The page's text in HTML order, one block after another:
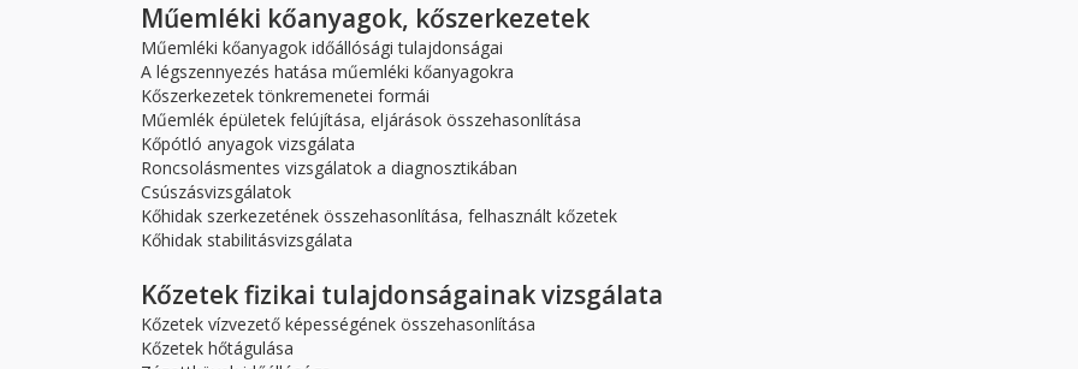
Műemléki kőanyagok, kőszerkezetek
Műemléki kőanyagok időállósági tulajdonságai
A légszennyezés hatása műemléki kőanyagokra
Kőszerkezetek tönkremenetei formái
Műemlék épületek felújítása, eljárások összehasonlítása
Kőpótló anyagok vizsgálata
Roncsolásmentes vizsgálatok a diagnosztikában
Csúszásvizsgálatok
Kőhidak szerkezetének összehasonlítása, felhasznált kőzetek
Kőhidak stabilitásvizsgálata
Kőzetek fizikai tulajdonságainak vizsgálata
Kőzetek vízvezető képességének összehasonlítása
Kőzetek hőtágulása